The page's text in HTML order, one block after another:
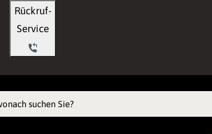
Rückruf-